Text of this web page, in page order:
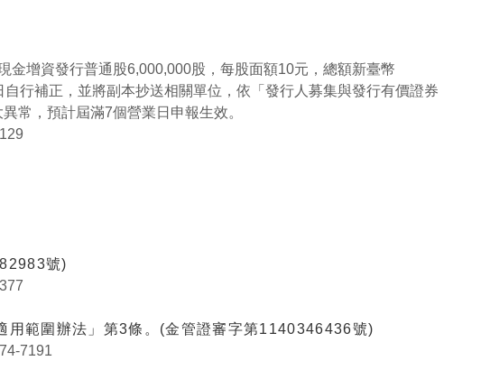
增資發行普通股6,000,000股，每股面額10元，總額新臺幣
行補正，並將副本抄送相關單位，依「發行人募集與發行有價證券
常，預計屆滿7個營業日申報生效。
號)
用範圍辦法」第3條。(金管證審字第1140346436號)
7191